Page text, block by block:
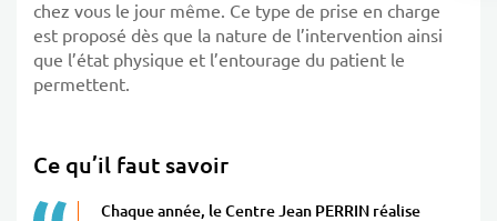
chez vous le jour même. Ce type de prise en charge
est proposé dès que la nature de l’intervention ainsi
que l’état physique et l’entourage du patient le
permettent.
Ce qu’il faut savoir
Chaque année, le Centre Jean PERRIN réalise